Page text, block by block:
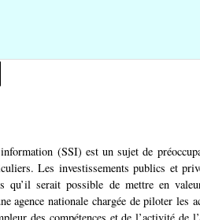
(SSI) est un sujet de
Les investissements publics et
qu’il serait possible de mettre en
agence nationale chargée de piloter